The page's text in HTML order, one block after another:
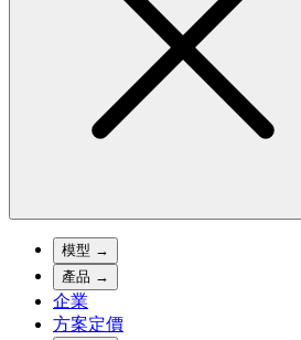
模型 →
產品 →
企業
方案定價